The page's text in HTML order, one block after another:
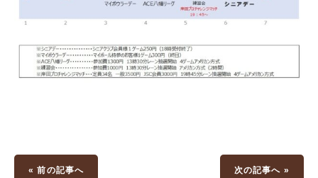
« 前の記事へ 次の記事へ »